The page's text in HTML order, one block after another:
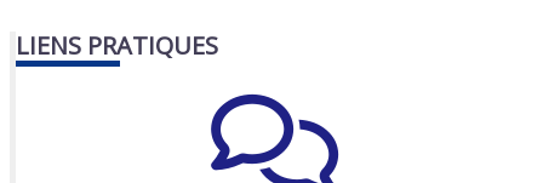
LIENS PRATIQUES